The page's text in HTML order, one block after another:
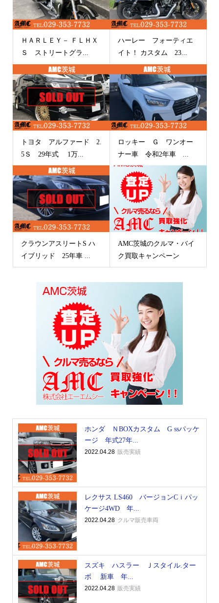
ＨＡＲＬＥＹ－ ＦＬＨＸ
Ｓ ストリートグラ...
ハーレー フォーティエ
イト！ カスタム 23...
トヨタ アルファード 2.
5Ｓ 29年式 1万...
ロッキー Ｇ ワンオー
ナー車 令和2年車 ...
クラウンアスリートS ハ
イブリッド 25年車 ...
AMC茨城のクルマ・バイ
ク買取キャンペーン
ホンダ ＮBOXカスタム G ssパッケ
ージ 年式27年...
2022.04.28 販売実績
レクサス LS460 バージョンCｉパッ
ケージ4WD 年...
2022.04.28 クルマ販売車両
スズキ ハスラー Ｊスタイル.ター
ボ 新車 年...
2022.04.28 販売実績